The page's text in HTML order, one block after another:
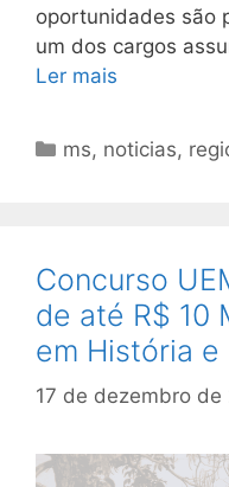
oportunidades são
um dos cargos
Ler mais
Categorias
ms, noticias,
Concurso
de até R$ 10
em História e
17 de dezembro de